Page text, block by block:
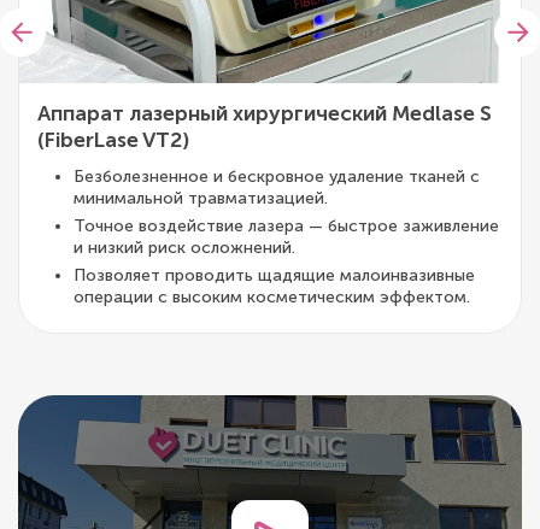
Аппарат лазерный хирургический Medlase S
(FiberLase VT2)
Безболезненное и бескровное удаление тканей с
минимальной травматизацией.
Точное воздействие лазера — быстрое заживление
и низкий риск осложнений.
Позволяет проводить щадящие малоинвазивные
операции с высоким косметическим эффектом.